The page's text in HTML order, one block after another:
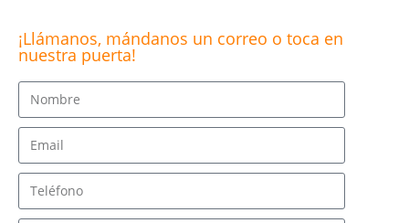
¡Llámanos, mándanos un correo o toca en
nuestra puerta!